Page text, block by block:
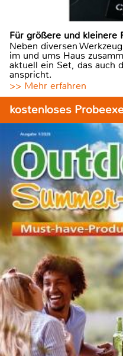
Für größere und kleinere
Neben diversen
im und ums Haus
aktuell ein Set, das auch
anspricht.
>> Mehr erfahren
kostenloses